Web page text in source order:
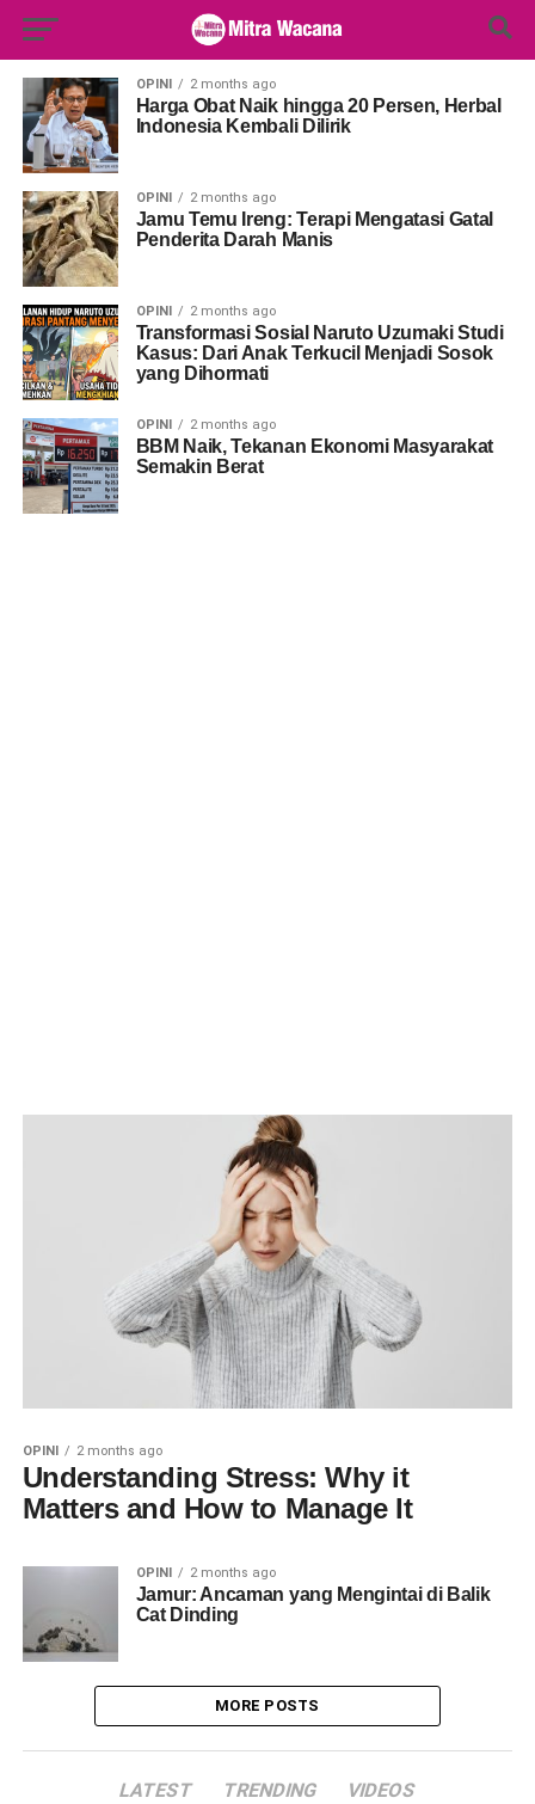
for:
OPINI 2 months ago
Harga Obat Naik hingga 20 Persen, Herbal
Indonesia Kembali Dilirik
OPINI 2 months ago
Jamu Temu Ireng: Terapi Mengatasi Gatal
Penderita Darah Manis
OPINI 2 months ago
Transformasi Sosial Naruto Uzumaki Studi
Kasus: Dari Anak Terkucil Menjadi Sosok
yang Dihormati
OPINI 2 months ago
BBM Naik, Tekanan Ekonomi Masyarakat
Semakin Berat
OPINI 2 months ago
Understanding Stress: Why it
Matters and How to Manage It
OPINI 2 months ago
Jamur: Ancaman yang Mengintai di Balik
Cat Dinding
MORE POSTS
LATEST TRENDING VIDEOS